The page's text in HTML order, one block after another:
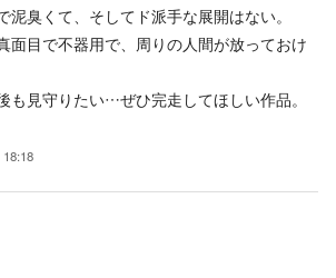
泥臭くて、そしてド派手な展開はない。
面目で不器用で、周りの人間が放っておけ
も見守りたい…ぜひ完走してほしい作品。